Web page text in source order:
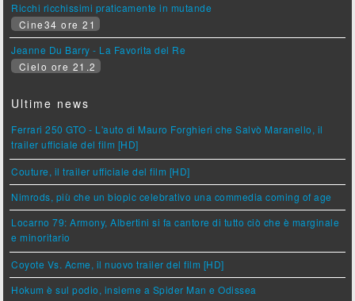
Ricchi ricchissimi praticamente in mutande
Cine34 ore 21
Jeanne Du Barry - La Favorita del Re
Cielo ore 21.2
Ultime news
Ferrari 250 GTO - L'auto di Mauro Forghieri che Salvò Maranello, il
trailer ufficiale del film [HD]
Couture, il trailer ufficiale del film [HD]
Nimrods, più che un biopic celebrativo una commedia coming of age
Locarno 79: Armony, Albertini si fa cantore di tutto ciò che è marginale
e minoritario
Coyote Vs. Acme, il nuovo trailer del film [HD]
Hokum è sul podio, insieme a Spider Man e Odissea